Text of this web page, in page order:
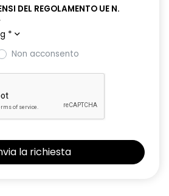
DEL REGOLAMENTO UE N.
*
Non acconsento